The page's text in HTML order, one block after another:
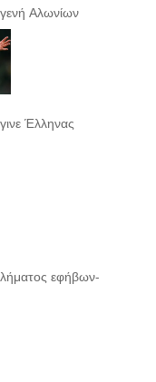
Αλωνίων
Έλληνας
εφήβων-